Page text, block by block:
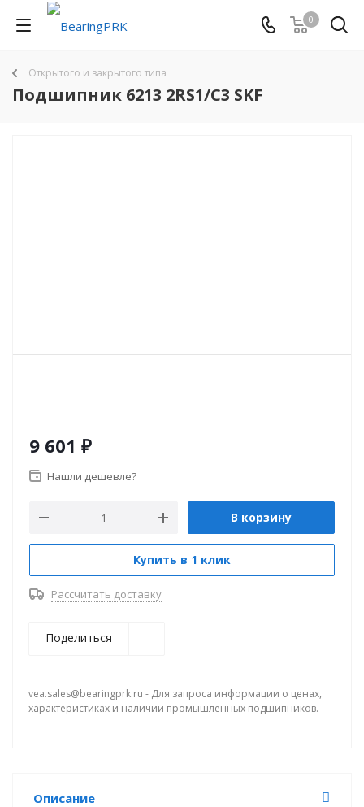
0
Открытого и закрытого типа
Подшипник 6213 2RS1/C3 SKF
9 601 ₽
Нашли дешевле?
В корзину
Купить в 1 клик
Рассчитать доставку
Поделиться
vea.sales@bearingprk.ru - Для запроса информации о ценах,
характеристиках и наличии промышленных подшипников.
Описание